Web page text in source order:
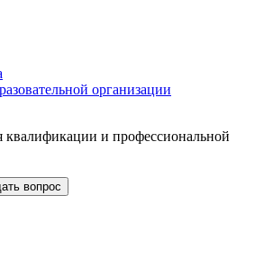
организации
и профессиональной
вопрос